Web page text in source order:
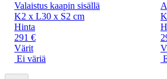
Valaistus kaapin sisällä
K2 x L30 x S2 cm
Hinta
291 €
Värit
Ei väriä